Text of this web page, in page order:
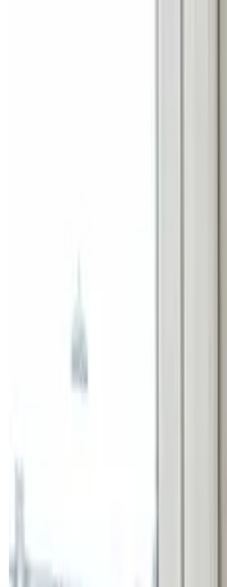
Skal du have et tilbud